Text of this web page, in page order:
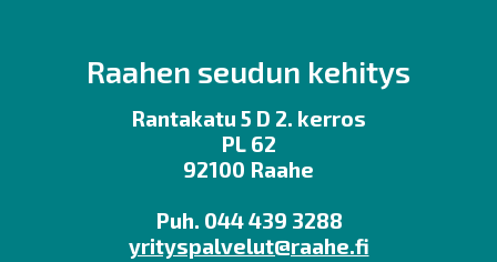
Raahen seudun kehitys
Rantakatu 5 D 2. kerros
PL 62
92100 Raahe
Puh. 044 439 3288
yrityspalvelut@raahe.fi